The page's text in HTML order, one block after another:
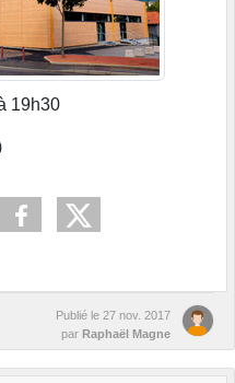
19h30
Publié le 27 nov. 2017
par Raphaël Magne